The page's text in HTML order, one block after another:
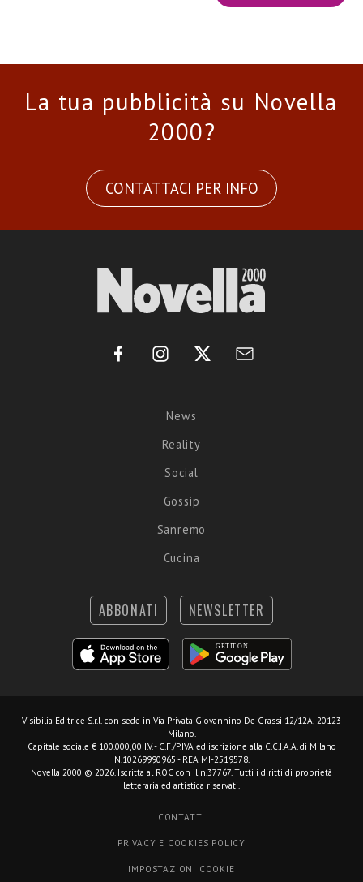
La tua pubblicità su Novella
2000?
CONTATTACI PER INFO
News
Reality
Social
Gossip
Sanremo
Cucina
ABBONATI NEWSLETTER
Visibilia Editrice S.r.l. con sede in Via Privata Giovannino De Grassi 12/12A, 20123
Milano.
Capitale sociale € 100.000,00 I.V. - C.F./P.IVA ed iscrizione alla C.C.I.A.A. di Milano
N.10269990965 - REA MI-2519578.
Novella 2000 © 2026. Iscritta al ROC con il n.37767. Tutti i diritti di proprietà
letteraria ed artistica riservati.
CONTATTI
PRIVACY E COOKIES POLICY
IMPOSTAZIONI COOKIE